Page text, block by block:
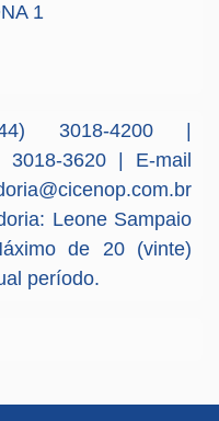
1
3018-4200 |
3018-3620 | E-mail
Leone Sampaio
de 20 (vinte)
período.